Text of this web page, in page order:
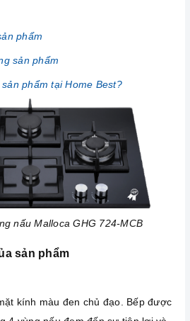
phẩm
sản phẩm
phẩm tại Home Best?
nấu Malloca GHG 724-MCB
sản phẩm
kính màu đen chủ đạo. Bếp được